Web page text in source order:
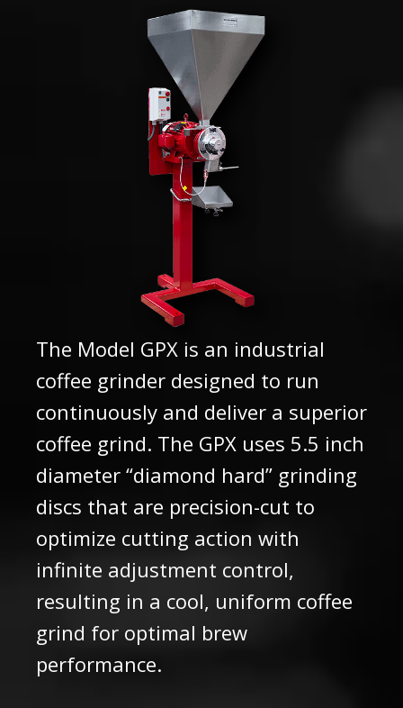
The Model GPX is an industrial
coffee grinder designed to run
continuously and deliver a superior
coffee grind. The GPX uses 5.5 inch
diameter “diamond hard” grinding
discs that are precision-cut to
optimize cutting action with
infinite adjustment control,
resulting in a cool, uniform coffee
grind for optimal brew
performance.